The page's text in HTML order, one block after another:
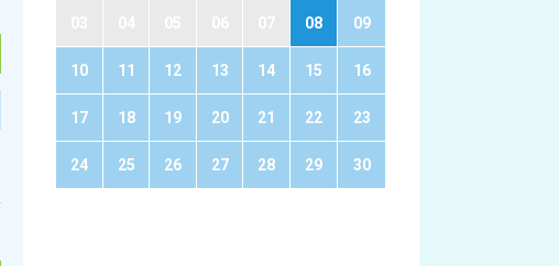
08 09
10 11 12 13 14 15 16
17 18 19 20 21 22 23
24 25 26 27 28 29 30